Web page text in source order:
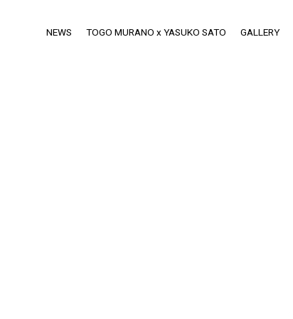
NEWS TOGO MURANO x YASUKO SATO GALLERY